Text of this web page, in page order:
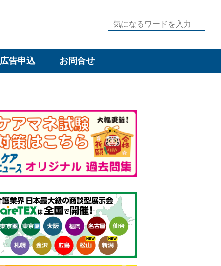
広告申込 お問合せ